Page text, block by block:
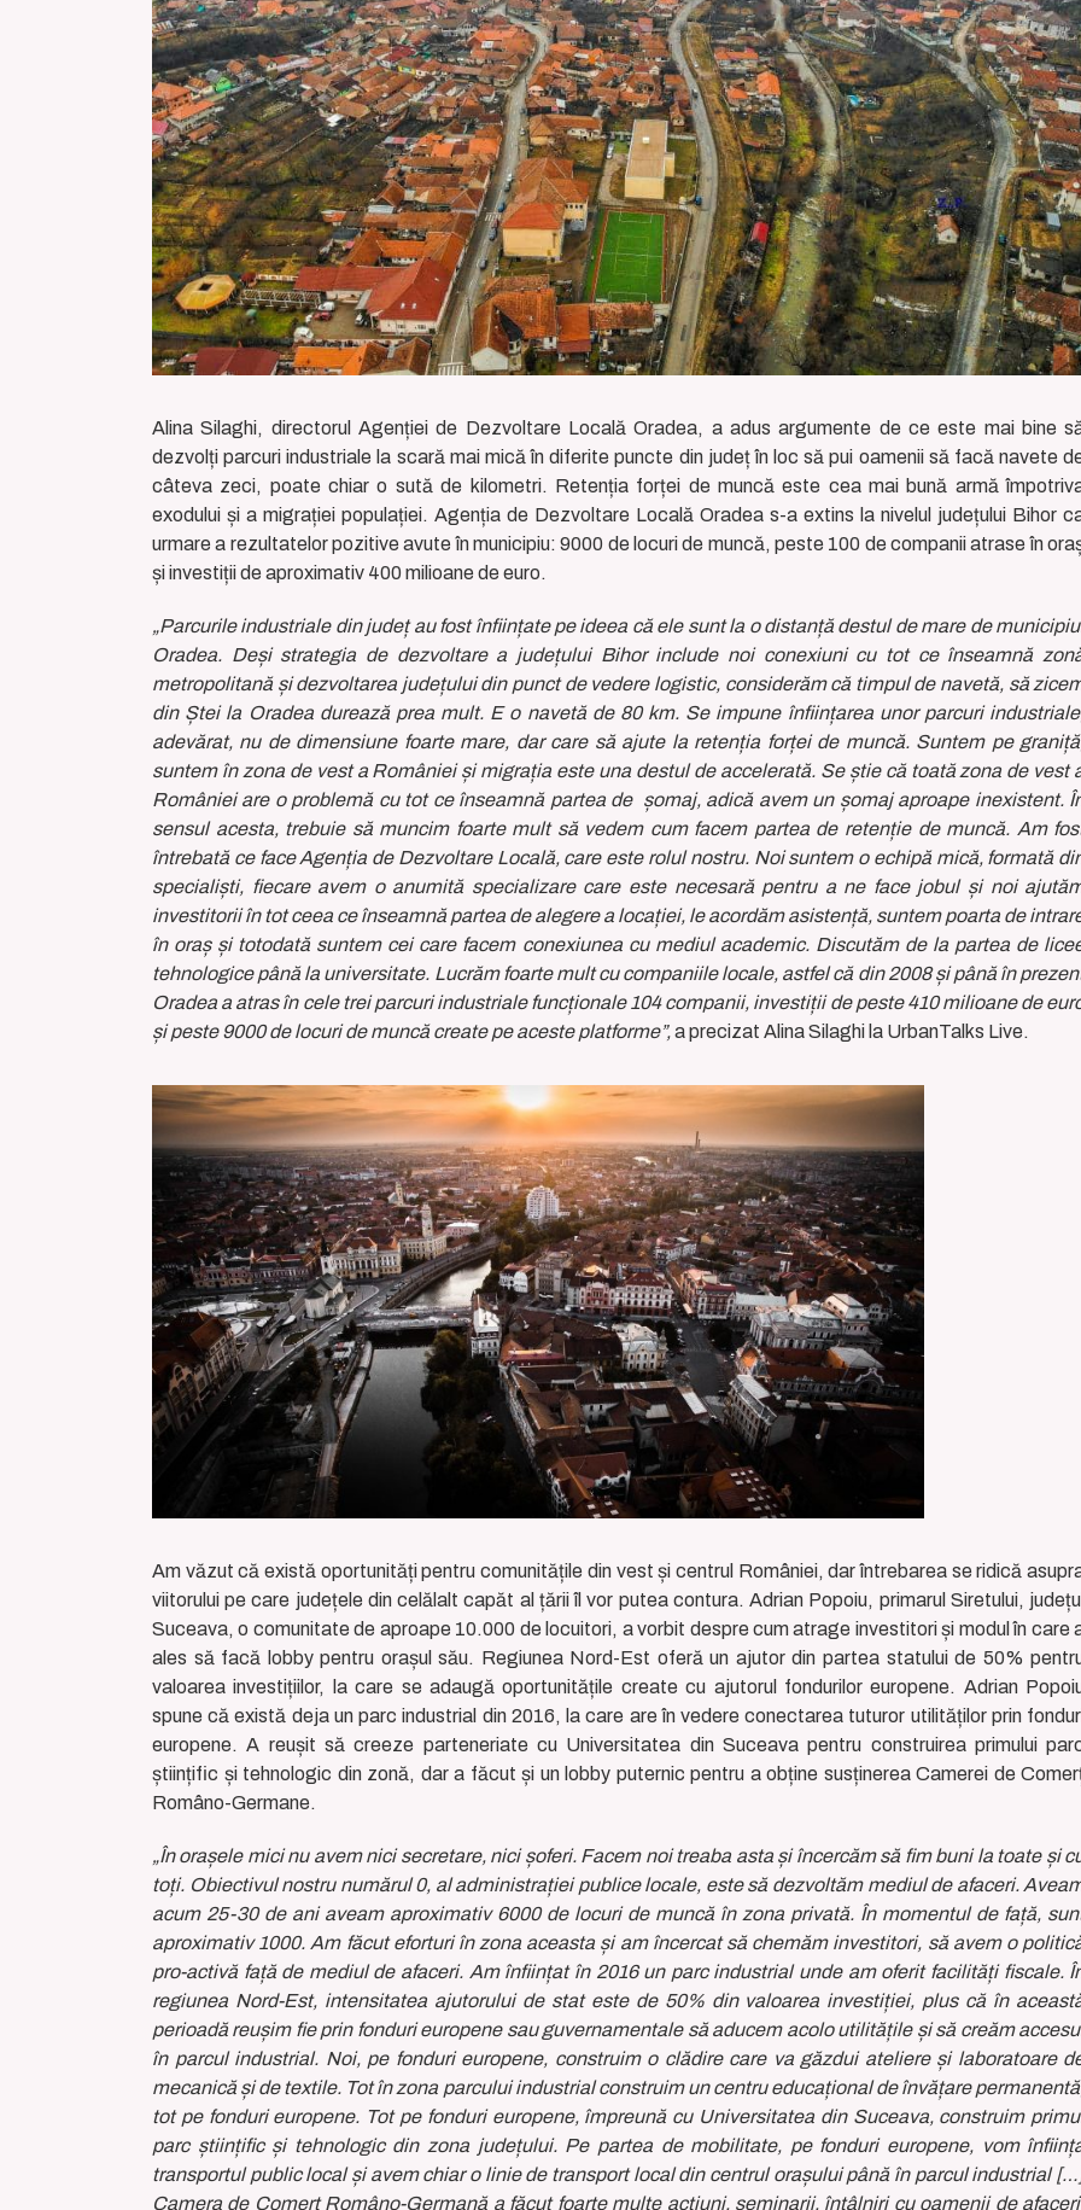
Alina Silaghi, directorul Agenției de Dezvoltare Locală Oradea, a adus argumente de ce este mai bine
dezvolți parcuri industriale la scară mai mică în diferite puncte din județ în loc să pui oamenii să facă navete
câteva zeci, poate chiar o sută de kilometri. Retenția forței de muncă este cea mai bună armă
exodului și a migrației populației. Agenția de Dezvoltare Locală Oradea s-a extins la nivelul județului Bihor
urmare a rezultatelor pozitive avute în municipiu: 9000 de locuri de muncă, peste 100 de companii atrase în
și investiții de aproximativ 400 milioane de euro.
„Parcurile industriale din județ au fost înființate pe ideea că ele sunt la o distanță destul de mare de
Oradea. Deși strategia de dezvoltare a județului Bihor include noi conexiuni cu tot ce înseamnă
metropolitană și dezvoltarea județului din punct de vedere logistic, considerăm că timpul de navetă, să
din Ștei la Oradea durează prea mult. E o navetă de 80 km. Se impune înființarea unor parcuri
adevărat, nu de dimensiune foarte mare, dar care să ajute la retenția forței de muncă. Suntem pe
suntem în zona de vest a României și migrația este una destul de accelerată. Se știe că toată zona de vest
României are o problemă cu tot ce înseamnă partea de șomaj, adică avem un șomaj aproape inexistent.
sensul acesta, trebuie să muncim foarte mult să vedem cum facem partea de retenție de muncă. Am
întrebată ce face Agenția de Dezvoltare Locală, care este rolul nostru. Noi suntem o echipă mică, formată
specialiști, fiecare avem o anumită specializare care este necesară pentru a ne face jobul și noi
investitorii în tot ceea ce înseamnă partea de alegere a locației, le acordăm asistență, suntem poarta de
în oraș și totodată suntem cei care facem conexiunea cu mediul academic. Discutăm de la partea de
tehnologice până la universitate. Lucrăm foarte mult cu companiile locale, astfel că din 2008 și până în
Oradea a atras în cele trei parcuri industriale funcționale 104 companii, investiții de peste 410 milioane de
și peste 9000 de locuri de muncă create pe aceste platforme”,a precizat Alina Silaghi la UrbanTalks Live.
Am văzut că există oportunități pentru comunitățile din vest și centrul României, dar întrebarea se ridică
viitorului pe care județele din celălalt capăt al țării îl vor putea contura. Adrian Popoiu, primarul Siretului, județul
Suceava, o comunitate de aproape 10.000 de locuitori, a vorbit despre cum atrage investitori și modul în care
ales să facă lobby pentru orașul său. Regiunea Nord-Est oferă un ajutor din partea statului de 50%
valoarea investițiilor, la care se adaugă oportunitățile create cu ajutorul fondurilor europene. Adrian
spune că există deja un parc industrial din 2016, la care are în vedere conectarea tuturor utilităților prin
europene. A reușit să creeze parteneriate cu Universitatea din Suceava pentru construirea primului
științific și tehnologic din zonă, dar a făcut și un lobby puternic pentru a obține susținerea Camerei de
Româno-Germane.
„În orașele mici nu avem nici secretare, nici șoferi. Facem noi treaba asta și încercăm să fim buni la toate și
toți. Obiectivul nostru numărul 0, al administrației publice locale, este să dezvoltăm mediul de afaceri.
acum 25-30 de ani aveam aproximativ 6000 de locuri de muncă în zona privată. În momentul de față,
aproximativ 1000. Am făcut eforturi în zona aceasta și am încercat să chemăm investitori, să avem o
pro-activă față de mediul de afaceri. Am înființat în 2016 un parc industrial unde am oferit facilități fiscale.
regiunea Nord-Est, intensitatea ajutorului de stat este de 50% din valoarea investiției, plus că în
perioadă reușim fie prin fonduri europene sau guvernamentale să aducem acolo utilitățile și să creăm
în parcul industrial. Noi, pe fonduri europene, construim o clădire care va găzdui ateliere și laboratoare
mecanică și de textile. Tot în zona parcului industrial construim un centru educațional de învățare
tot pe fonduri europene. Tot pe fonduri europene, împreună cu Universitatea din Suceava, construim
parc științific și tehnologic din zona județului. Pe partea de mobilitate, pe fonduri europene, vom
transportul public local și avem chiar o linie de transport local din centrul orașului până în parcul industrial
Camera de Comerț Româno-Germană a făcut foarte multe acțiuni, seminarii, întâlniri cu oamenii de